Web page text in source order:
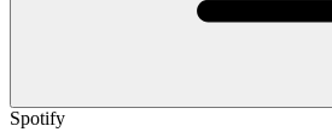
Spotify